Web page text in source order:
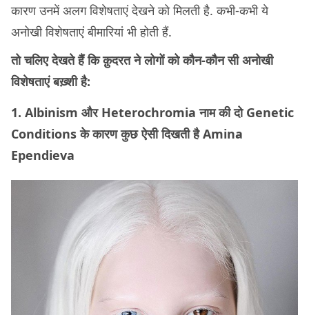
कारण उनमें अलग विशेषताएं देखने को मिलती है. कभी-कभी ये
अनोखी विशेषताएं बीमारियां भी होती हैं.
तो चलिए देखते हैं कि क़ुदरत ने लोगों को कौन-कौन सी अनोखी
विशेषताएं बख़्शी है:
1. Albinism और Heterochromia नाम की दो Genetic
Conditions के कारण कुछ ऐसी दिखती है Amina
Ependieva